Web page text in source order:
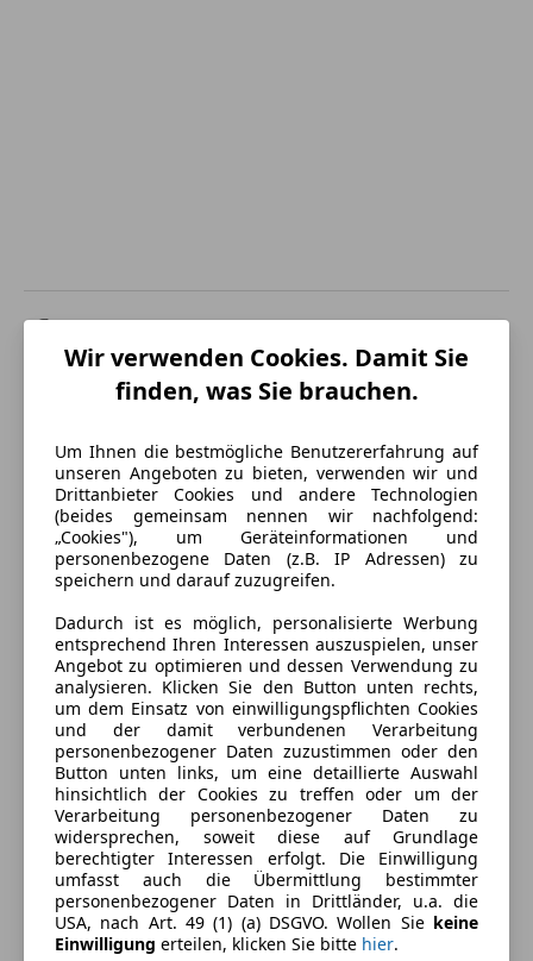
Anderer Energieträger
Strom
Ausstattung
Komfort
Armlehne
Beheizbares Lenkrad
Berganfahrassistent
Einparkhilfe
Einparkhilfe Rückfahrkamera
Einparkhilfe Sensoren hinten
Elektrische Fensterheber
Elektrische Heckklappe
Elektrische Seitenspiegel
Elektrische Sitze
Klimaautomatik
Lederausstattung
Lederlenkrad
Mehr anzeigen
Farbe und Innenausstattung
Außenfarbe
Schwarz
Farbe laut Hersteller
Jet Black
Lackierung
Andere
Innenausstattung
Vollleder
Fahrzeugbeschreibung
Barbonus bereits berücksichtigt Retailbonus bereits
Wir verwenden Cookies. Damit Sie
finden, was Sie brauchen.
Um Ihnen die bestmögliche Benutzererfahrung auf
unseren Angeboten zu bieten, verwenden wir und
Drittanbieter Cookies und andere Technologien
(beides gemeinsam nennen wir nachfolgend:
„Cookies"), um Geräteinformationen und
personenbezogene Daten (z.B. IP Adressen) zu
speichern und darauf zuzugreifen.
Dadurch ist es möglich, personalisierte Werbung
entsprechend Ihren Interessen auszuspielen, unser
Angebot zu optimieren und dessen Verwendung zu
analysieren. Klicken Sie den Button unten rechts,
um dem Einsatz von einwilligungspflichten Cookies
und der damit verbundenen Verarbeitung
personenbezogener Daten zuzustimmen oder den
Button unten links, um eine detaillierte Auswahl
hinsichtlich der Cookies zu treffen oder um der
Verarbeitung personenbezogener Daten zu
widersprechen, soweit diese auf Grundlage
berechtigter Interessen erfolgt. Die Einwilligung
umfasst auch die Übermittlung bestimmter
personenbezogener Daten in Drittländer, u.a. die
USA, nach Art. 49 (1) (a) DSGVO. Wollen Sie keine
Einwilligung erteilen, klicken Sie bitte hier.